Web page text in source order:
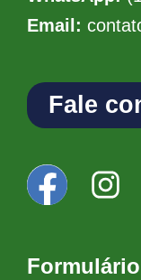
Email:
Fale
Formulário